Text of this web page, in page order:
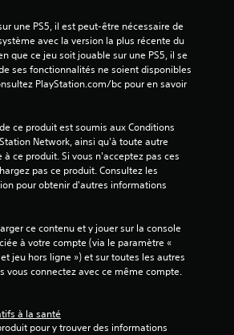
6
9
a
v
)
une PS5, il est peut-être nécessaire de
avec la version la plus récente du
que ce jeu soit jouable sur une PS5, il se
ses fonctionnalités ne soient disponibles
PlayStation.com/bc pour en savoir
ce produit est soumis aux Conditions
Network, ainsi qu'à toute autre
ce produit. Si vous n'acceptez pas ces
pas ce produit. Consultez les
pour obtenir d'autres informations
ce contenu et y jouer sur la console
à votre compte (via le paramètre «
jeu hors ligne ») et sur toutes les autres
vous connectez avec ce même compte.
à la santé